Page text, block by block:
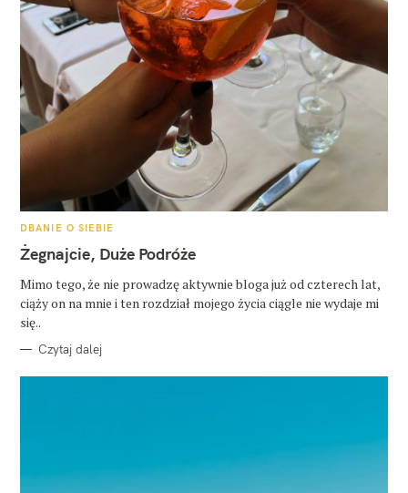
K
T
E
O
R
I
DBANIE O SIEBIE
Żegnajcie, Duże Podróże
Mimo tego, że nie prowadzę aktywnie bloga już od czterech lat,
ciąży on na mnie i ten rozdział mojego życia ciągle nie wydaje mi
się..
Czytaj dalej